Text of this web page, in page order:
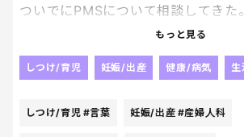
ついでにPMSについて相談してきた。
症状的にPMSではなくて
PMSって言葉の方がよく聞くから
良くなるといいなぁ～
もっと見る
しつけ/育児 妊娠/出産 健康/病気 生
しつけ/育児 #言葉 妊娠/出産 #産婦人科